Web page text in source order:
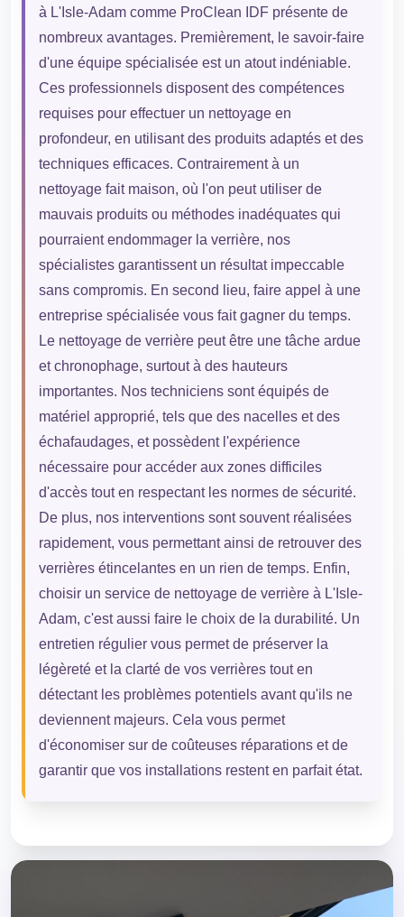
à L'Isle-Adam comme ProClean IDF présente de
nombreux avantages. Premièrement, le savoir-faire
d'une équipe spécialisée est un atout indéniable.
Ces professionnels disposent des compétences
requises pour effectuer un nettoyage en
profondeur, en utilisant des produits adaptés et des
techniques efficaces. Contrairement à un
nettoyage fait maison, où l'on peut utiliser de
mauvais produits ou méthodes inadéquates qui
pourraient endommager la verrière, nos
spécialistes garantissent un résultat impeccable
sans compromis. En second lieu, faire appel à une
entreprise spécialisée vous fait gagner du temps.
Le nettoyage de verrière peut être une tâche ardue
et chronophage, surtout à des hauteurs
importantes. Nos techniciens sont équipés de
matériel approprié, tels que des nacelles et des
échafaudages, et possèdent l'expérience
nécessaire pour accéder aux zones difficiles
d'accès tout en respectant les normes de sécurité.
De plus, nos interventions sont souvent réalisées
rapidement, vous permettant ainsi de retrouver des
verrières étincelantes en un rien de temps. Enfin,
choisir un service de nettoyage de verrière à L'Isle-
Adam, c'est aussi faire le choix de la durabilité. Un
entretien régulier vous permet de préserver la
légèreté et la clarté de vos verrières tout en
détectant les problèmes potentiels avant qu'ils ne
deviennent majeurs. Cela vous permet
d'économiser sur de coûteuses réparations et de
garantir que vos installations restent en parfait état.